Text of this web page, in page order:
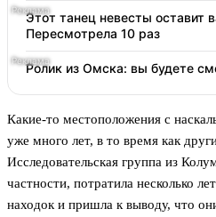
Этот танец невесты оставит
Пересмотрела 10 раз
Ролик из Омска: вы будете
Какие-то местоположения с
уже много лет, в то время как
Исследовательская группа из
частности, потратила несколько
находок и пришла к выводу, что